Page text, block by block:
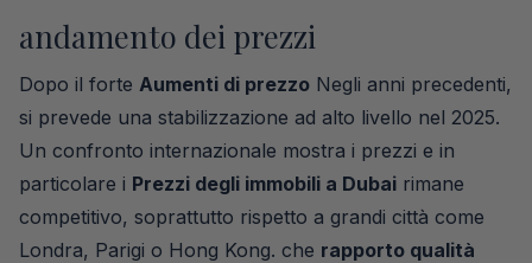
andamento dei prezzi
Dopo il forte Aumenti di prezzo Negli anni precedenti,
si prevede una stabilizzazione ad alto livello nel 2025.
Un confronto internazionale mostra i prezzi e in
particolare i Prezzi degli immobili a Dubai rimane
competitivo, soprattutto rispetto a grandi città come
Londra, Parigi o Hong Kong. che rapporto qualità